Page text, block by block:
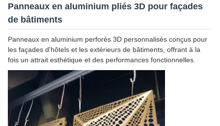
Panneaux en aluminium pliés 3D pour façades
de bâtiments
Panneaux en aluminium perforés 3D personnalisés conçus pour
les façades d'hôtels et les extérieurs de bâtiments, offrant à la
fois un attrait esthétique et des performances fonctionnelles.